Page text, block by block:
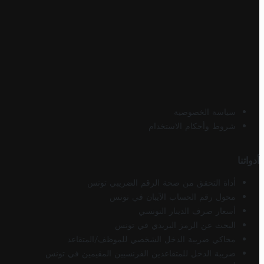
سياسة الخصوصية
شروط وأحكام الاستخدام
أدواتنا
أداة التحقق من صحة الرقم الضريبي تونس
محول رقم الحساب الآيبان في تونس
أسعار صرف الدينار التونسي
البحث عن الرمز البريدي في تونس
محاكي ضريبة الدخل الشخصي للموظف/المتقاعد
ضريبة الدخل للمتقاعدين الفرنسيين المقيمين في تونس